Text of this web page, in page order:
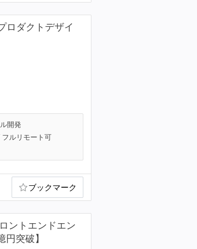
ロダクトデザイ
開発
フルリモート可
ブックマーク
ントエンドエン
突破】